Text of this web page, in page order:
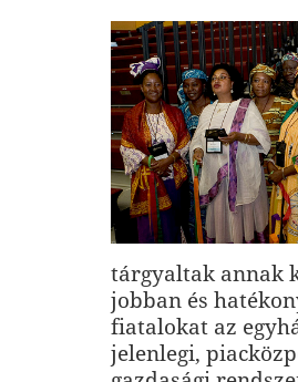
tárgyaltak annak
jobban és
fiatalokat az
jelenlegi,